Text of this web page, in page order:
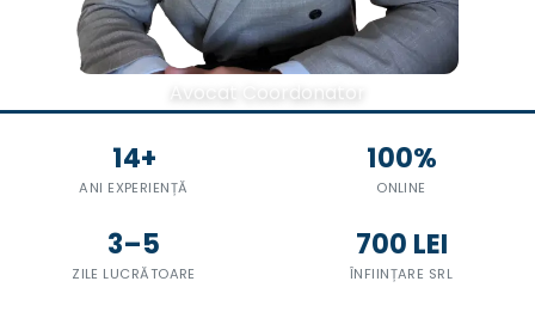
Avocat Coordonator
14+
ANI EXPERIENȚĂ
100%
ONLINE
3–5
ZILE LUCRĂTOARE
700 LEI
ÎNFIINȚARE SRL